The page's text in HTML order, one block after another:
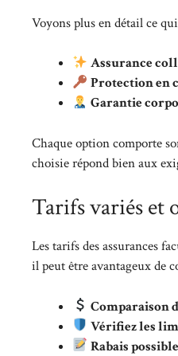
Voyons plus en détail ce
Assurance
Protection en
Garantie
Chaque option comporte
choisie répond bien aux
Tarifs variés et
Les tarifs des assurances
il peut être avantageux de
Comparaison
Vérifiez les
Rabais